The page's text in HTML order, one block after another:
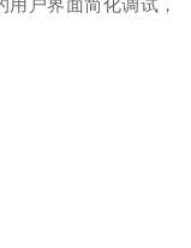
户界面简化调试，